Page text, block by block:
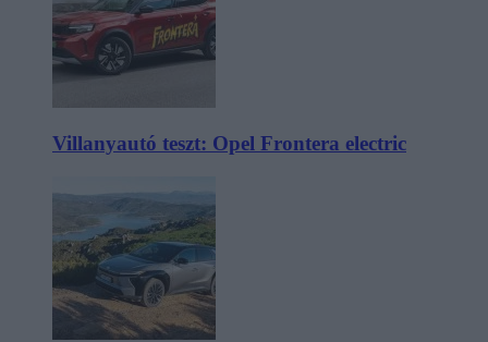
Villanyautó teszt: Opel Frontera electric